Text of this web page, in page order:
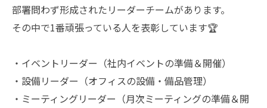
部署問わず形成されたリーダーチームがあります。
その中で1番頑張っている人を表彰しています🏆
・イベントリーダー（社内イベントの準備＆開催）
・設備リーダー（オフィスの設備・備品管理）
・ミーティングリーダー（月次ミーティングの準備＆開